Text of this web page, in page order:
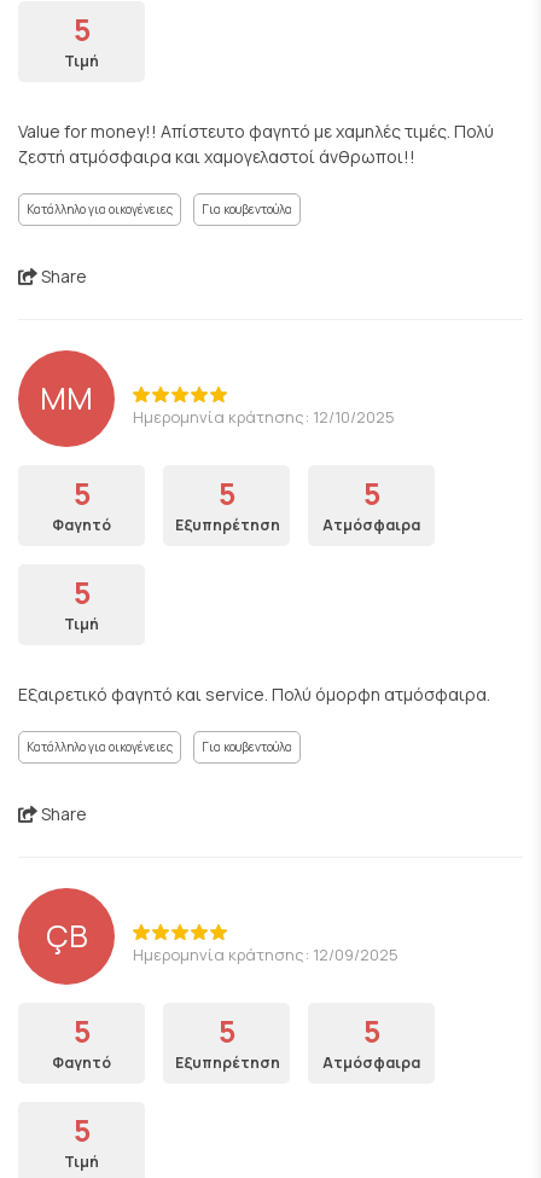
5
Τιμή
Value for money!! Απίστευτο φαγητό με χαμηλές τιμές. Πολύ
ζεστή ατμόσφαιρα και χαμογελαστοί άνθρωποι!!
Κατάλληλο για οικογένειες Για κουβεντούλα
Share
MM Ημερομηνία κράτησης: 12/10/2025
5
Φαγητό
5
Εξυπηρέτηση
5
Ατμόσφαιρα
5
Τιμή
Εξαιρετικό φαγητό και service. Πολύ όμορφη ατμόσφαιρα.
Κατάλληλο για οικογένειες Για κουβεντούλα
Share
ÇB Ημερομηνία κράτησης: 12/09/2025
5
Φαγητό
5
Εξυπηρέτηση
5
Ατμόσφαιρα
5
Τιμή